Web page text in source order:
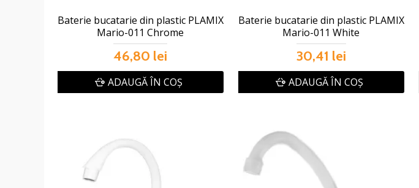
Baterie bucatarie din plastic PLAMIX
Mario-011 Chrome
46,80 lei
ADAUGĂ ÎN COŞ
Baterie bucatarie din plastic PLAMIX
Mario-011 White
30,41 lei
ADAUGĂ ÎN COŞ